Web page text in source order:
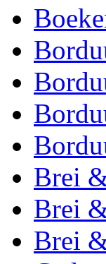
Brei
Brei
Brei